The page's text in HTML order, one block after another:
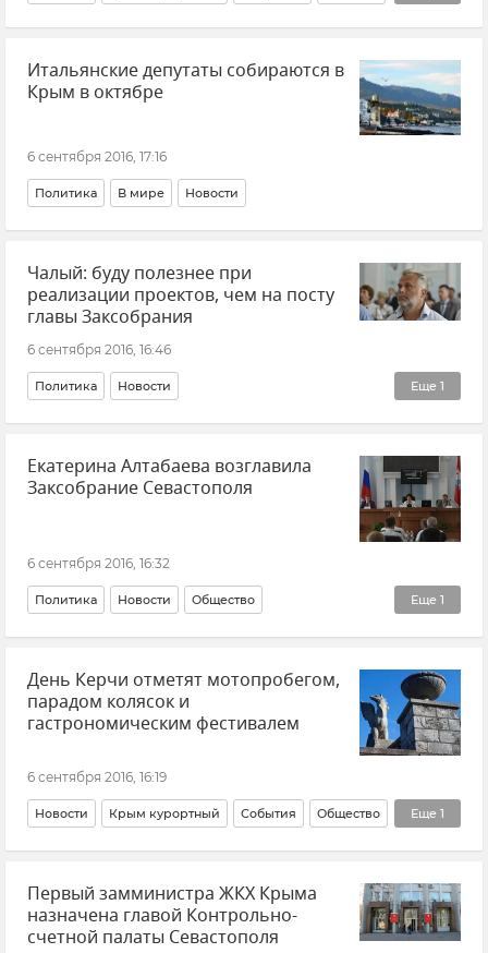
Курортный сезон-2016
Итальянские депутаты собираются в
Крым в октябре
6 сентября 2016, 17:16
Политика В мире Новости
Чалый: буду полезнее при
реализации проектов, чем на посту
главы Заксобрания
6 сентября 2016, 16:46
Еще 1
Политика Новости
Кадровые перестановки во властных структурах Крыма и Севастополя
Екатерина Алтабаева возглавила
Заксобрание Севастополя
6 сентября 2016, 16:32
Еще 1
Политика Новости Общество
Кадровые перестановки во властных структурах Крыма и Севастополя
День Керчи отметят мотопробегом,
парадом колясок и
гастрономическим фестивалем
6 сентября 2016, 16:19
Еще 1
Новости Крым курортный События Общество
Новости
Первый замминистра ЖКХ Крыма
назначена главой Контрольно-
счетной палаты Севастополя